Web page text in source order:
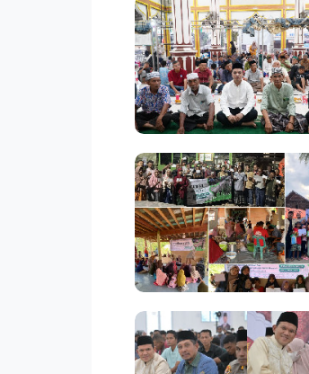
Ratusan santri yang
(ijazah) serta hadiah
ramadhan terutama di
Direktur Utama PEMA,
bagian kepedulian
serta bantuan pangan